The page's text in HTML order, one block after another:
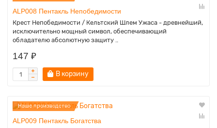
ALP008 Пентакль Непобедимости
Крест Непобедимости / Кельтский Шлем Ужаса - древнейший,
исключительно мощный символ, обеспечивающий
обладателю абсолютную защиту ..
147 ₽
В корзину
Наше производство
ALP009 Пентакль Богатства